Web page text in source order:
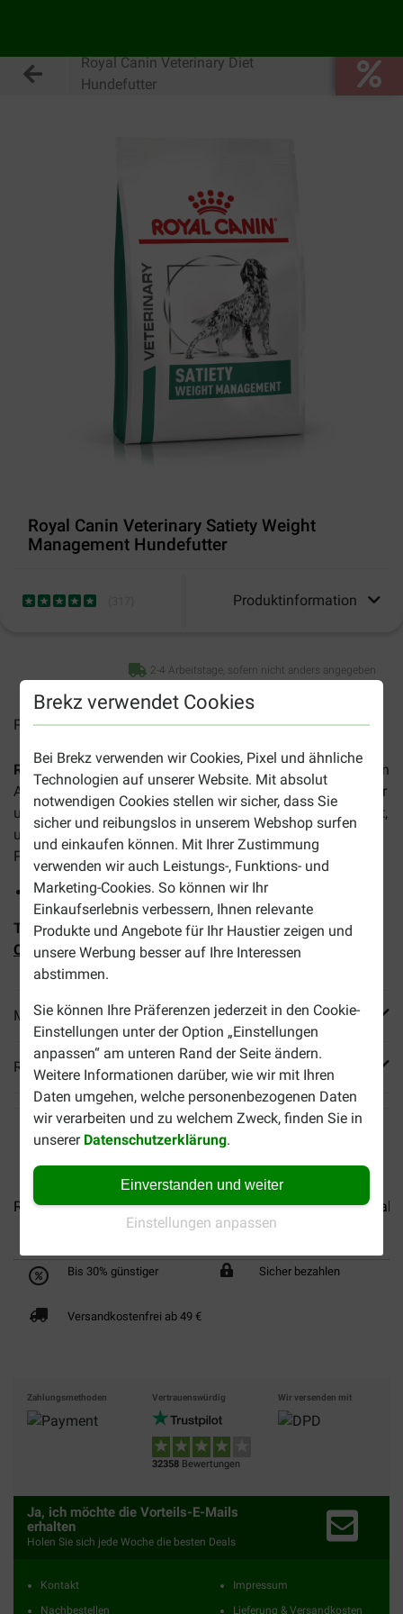
Brekz verwendet Cookies
Bei Brekz verwenden wir Cookies, Pixel und ähnliche
Technologien auf unserer Website. Mit absolut
notwendigen Cookies stellen wir sicher, dass Sie
sicher und reibungslos in unserem Webshop surfen
und einkaufen können. Mit Ihrer Zustimmung
verwenden wir auch Leistungs-, Funktions- und
Marketing-Cookies. So können wir Ihr
Einkaufserlebnis verbessern, Ihnen relevante
Produkte und Angebote für Ihr Haustier zeigen und
unsere Werbung besser auf Ihre Interessen
abstimmen.
Sie können Ihre Präferenzen jederzeit in den Cookie-
Einstellungen unter der Option „Einstellungen
anpassen“ am unteren Rand der Seite ändern.
Weitere Informationen darüber, wie wir mit Ihren
Daten umgehen, welche personenbezogenen Daten
wir verarbeiten und zu welchem Zweck, finden Sie in
unserer Datenschutzerklärung.
Einverstanden und weiter
Einstellungen anpassen
Royal Canin Veterinary Diet
Hundefutter
Royal Canin Veterinary Satiety Weight
Management Hundefutter
Produktinformation
2-4 Arbeitstage, sofern nicht anders angegeben
Preise inkl. MwSt zzgl.Versandkosten
Royal Canin Veterinary Satiety Weight Management
ist ein
Alleinfuttermittel für erwachsene und ältere Hunde mittlerer
und großer Rassen (Gewicht > 11 kg) und wurde entwickelt,
um übergewichtigen Hunden dabei zu helfen, überflüssige
Pfunde loszuwerden.
anhaltendes Sättigungsgefühl
Tipp:Kombinieren Sie dieses Trockenfutter mitRoyal
Canin Veterinary Satiety Weight Management Nassfutter
Mehr Produktinfos
Reviews
Royal Canin Veterinary... Royal Canin Veterinary... Royal
Bis 30% günstiger Sicher bezahlen
Versandkostenfrei ab 49 €
Zahlungsmethoden Vertrauenswürdig
32358 Bewertungen
Wir versenden mit
Ja, ich möchte die Vorteils-E-Mails
erhalten
Holen Sie sich jede Woche die besten Deals
Kontakt
Nachbestellen
Impressum
Lieferung & Versandkosten